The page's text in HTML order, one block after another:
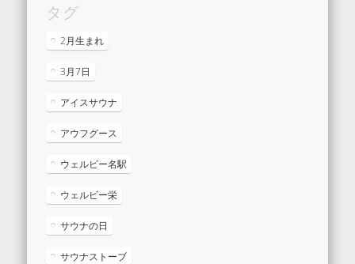
タグ
2月生まれ
3月7日
アイスサウナ
アウフグース
ウェルビー名駅
ウェルビー栄
サウナの日
サウナストーブ